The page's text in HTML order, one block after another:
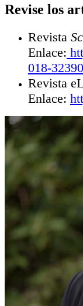
Revise los
Revista
Enlace:
018-
Revista
Enlace: